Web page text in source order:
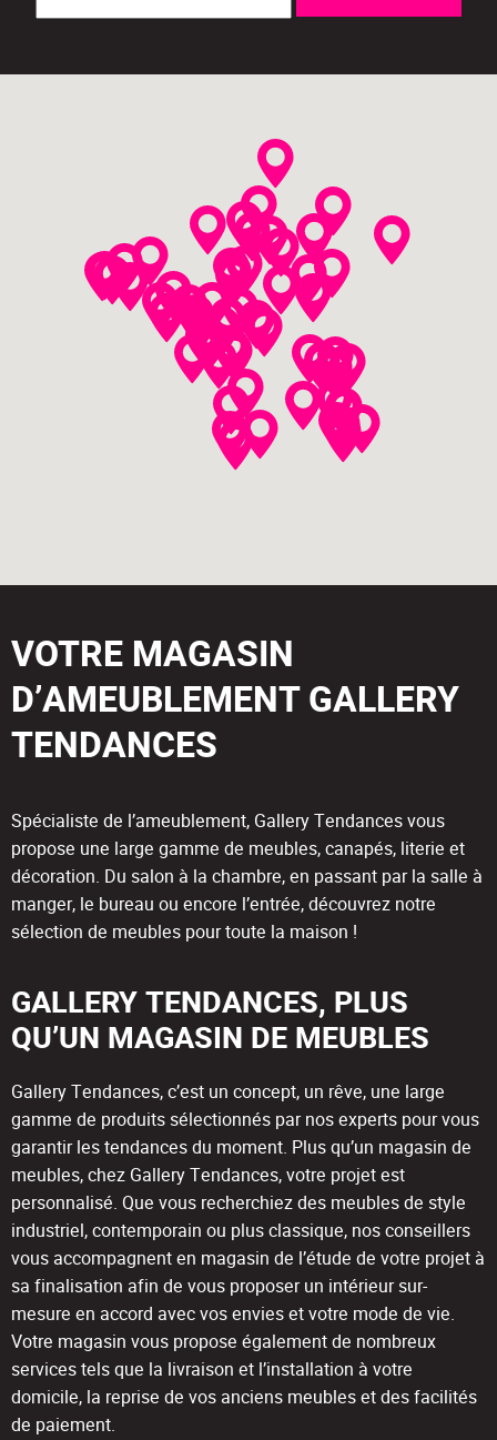
VOTRE MAGASIN
D’AMEUBLEMENT GALLERY
TENDANCES
Spécialiste de l’ameublement, Gallery Tendances vous
propose une large gamme de meubles, canapés, literie et
décoration. Du salon à la chambre, en passant par la salle à
manger, le bureau ou encore l’entrée, découvrez notre
sélection de meubles pour toute la maison !
GALLERY TENDANCES, PLUS
QU’UN MAGASIN DE MEUBLES
Gallery Tendances, c’est un concept, un rêve, une large
gamme de produits sélectionnés par nos experts pour vous
garantir les tendances du moment. Plus qu’un magasin de
meubles, chez Gallery Tendances, votre projet est
personnalisé. Que vous recherchiez des meubles de style
industriel, contemporain ou plus classique, nos conseillers
vous accompagnent en magasin de l’étude de votre projet à
sa finalisation afin de vous proposer un intérieur sur-
mesure en accord avec vos envies et votre mode de vie.
Votre magasin vous propose également de nombreux
services tels que la livraison et l’installation à votre
domicile, la reprise de vos anciens meubles et des facilités
de paiement.